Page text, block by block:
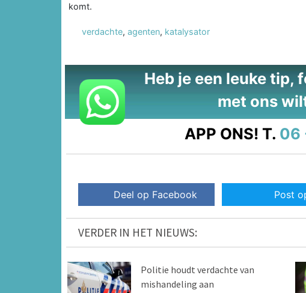
komt.
verdachte, agenten, katalysator
Heb je een leuke tip,
met ons
APP ONS! T. 06
Deel op Facebook Post
VERDER IN HET NIEUWS:
Politie houdt verdachte van
mishandeling aan